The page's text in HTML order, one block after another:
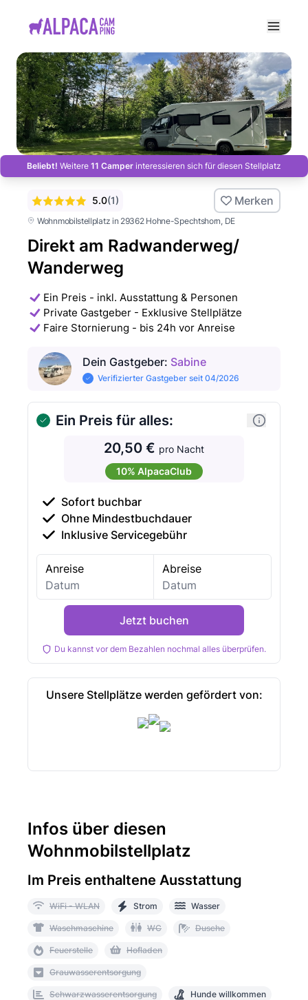
Beliebt! Weitere 11 Camper interessieren sich für diesen Stellplatz
Wohnmobilstellplatz in 29362 Hohne-Spechtshorn, DE
Direkt am Radwanderweg/
Wanderweg
5.0(1) Merken
Ein Preis - inkl. Ausstattung & Personen
Private Gastgeber - Exklusive Stellplätze
Faire Stornierung - bis 24h vor Anreise
Dein Gastgeber: Sabine
Verifizierter Gastgeber seit 04/2026
Ein Preis für alles:
20,50 € pro Nacht
10% AlpacaClub
Sofort buchbar
Ohne Mindestbuchdauer
Inklusive Servicegebühr
Anreise Abreise
Jetzt buchen
Du kannst vor dem Bezahlen nochmal alles überprüfen.
Unsere Stellplätze werden gefördert von:
Infos über diesen
Wohnmobilstellplatz
Im Preis enthaltene Ausstattung
WiFi - WLAN Strom Wasser
Waschmaschine WC Dusche
Feuerstelle Hofladen
Grauwasserentsorgung
Schwarzwasserentsorgung Hunde willkommen